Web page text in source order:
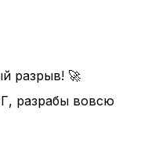
разрыв! 🚀
разрабы вовсю
ещё сочнее: